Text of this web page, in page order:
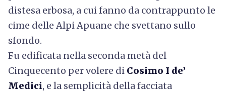
distesa erbosa, a cui fanno da contrappunto le
cime delle Alpi Apuane che svettano sullo
sfondo.
Fu edificata nella seconda metà del
Cinquecento per volere di Cosimo I de’
Medici, e la semplicità della facciata